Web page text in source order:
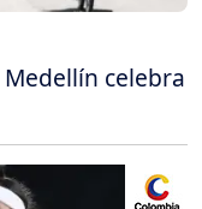
celebra